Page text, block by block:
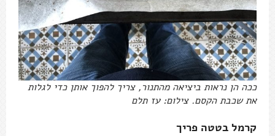
ככה הן נראות ביציאה מהתנור, צריך להפוך אותן כדי לגלות
את שכבת הקסם. צילום: עז תלם
קרמל בטטה פריך